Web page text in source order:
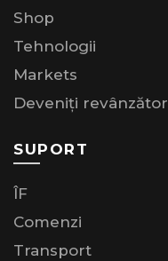
Shop
Tehnologii
Markets
Deveniți revânzător
SUPORT
ÎF
Comenzi
Transport